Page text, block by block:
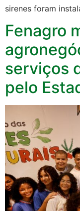
sirenes foram
Fenagro
serviços
pelo